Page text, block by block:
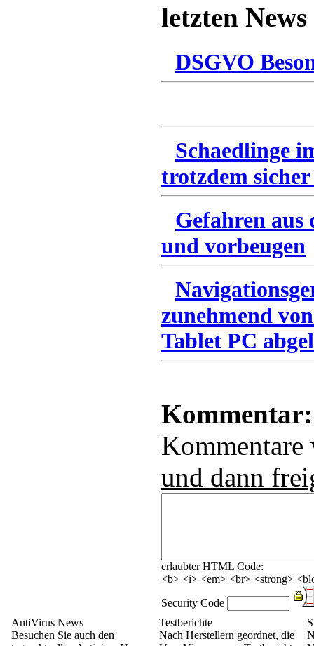
letzten News
DSGVO
Schaedlinge
trotzdem
Gefahren
und vorbeugen
zunehmend
Tablet PC
Kommentar:
und dann
erlaubter HTML Code:
<b> <i> <em> <br> <strong>
Security Code
AntiVirus News
Besuchen Sie auch den
Testberichte
Nach Herstellern geordnet, die